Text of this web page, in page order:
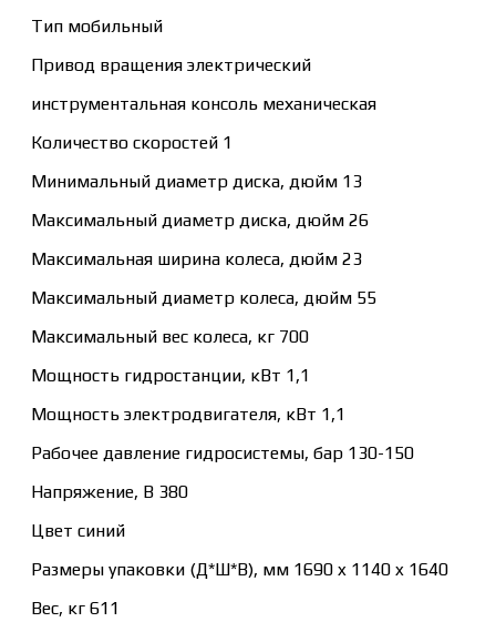
Тип мобильный
Привод вращения электрический
инструментальная консоль механическая
Количество скоростей 1
Минимальный диаметр диска, дюйм 13
Максимальный диаметр диска, дюйм 26
Максимальная ширина колеса, дюйм 23
Максимальный диаметр колеса, дюйм 55
Максимальный вес колеса, кг 700
Мощность гидростанции, кВт 1,1
Мощность электродвигателя, кВт 1,1
Рабочее давление гидросистемы, бар 130-150
Напряжение, В 380
Цвет синий
Размеры упаковки (Д*Ш*В), мм 1690 x 1140 x 1640
Вес, кг 611